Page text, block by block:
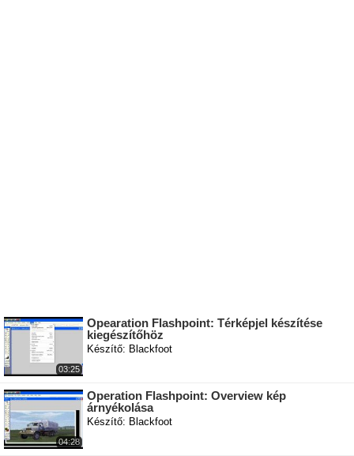
03:25
Opearation Flashpoint: Térképjel készítése
kiegészítőhöz
Készítő: Blackfoot
04:28
Operation Flashpoint: Overview kép
árnyékolása
Készítő: Blackfoot